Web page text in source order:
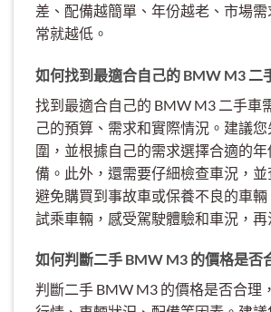
差、配備越簡單、年份越老、市場
常就越低。
如何找到最適合自己的 BMW M3 二
找到最適合自己的 BMW M3 二手車
己的預算、需求和實際情況。建議
圍，並根據自己的需求選擇合適的
備。此外，還需要仔細檢查車況，並
避免購買到事故車或保養不良的車
試乘車輛，感受駕駛體驗和車況，再
如何判斷二手 BMW M3 的價格是否
判斷二手 BMW M3 的價格是否合理